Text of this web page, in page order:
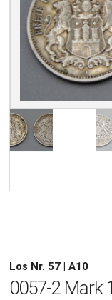
KONTAKT
NEWSLETTER
Los Nr. 57 | A10
0057-2 Mark